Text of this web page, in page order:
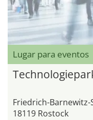
Lugar para eventos
Friedrich-Barnewitz-
18119 Rostock